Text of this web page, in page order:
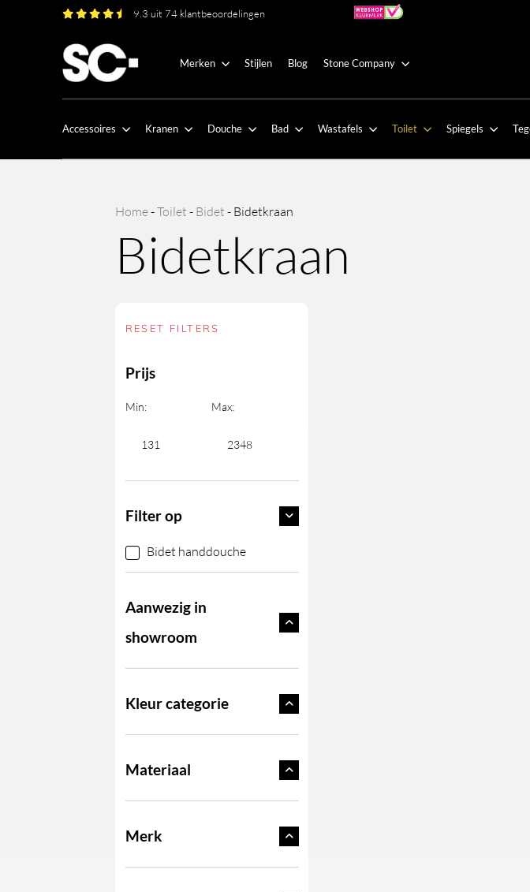
9.3 uit 74 klantbeoordelingen
Merken Stijlen Blog Stone Company
Accessoires Kranen Douche Bad Wastafels Toilet Spiegels
Home-Toilet - Bidet - Bidetkraan
Bidetkraan
RESET FILTERS
Prijs
Min: Max:
Filter op
Bidet handdouche
Aanwezig in
showroom
Kleur categorie
Materiaal
Merk